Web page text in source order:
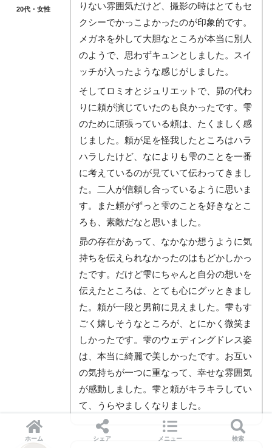
20代・女性
りない雰囲気だけど、撮影の時はとてもセ
クシーでかっこよかったのが印象的です。
メガネを外して大胆なところが本当に別人
のようで、思わずキュンとしました。スイ
ッチが入ったような感じがしました。
そしてロミオとジュリエットで、昴の代わ
りに頼が演じていたのも良かったです。雫
のために頑張っている頼は、たくましく感
じました。頼が足を怪我したところはハラ
ハラしたけど、なによりも雫のことを一番
に考えているのが見ていて伝わってきまし
た。二人が信頼し合っているように思いま
す。また頼がずっと雫のことを好きなとこ
ろも、素敵だなと思いました。
昴の存在があって、なかなか想うように気
持ちを伝えられなかったのはもどかしかっ
たです。だけど雫にちゃんと自分の想いを
伝えたところは、とても心にグッときまし
た。頼が一段と男前に見えました。雫もす
ごく嬉しそうなところが、とにかく微笑ま
しかったです。雫のウェディングドレス姿
は、本当に綺麗で美しかったです。お互い
の気持ちが一つに重なって、幸せな雰囲気
が感動しました。雫と頼がキラキラしてい
て、うらやましくなりました。
ホーム シェア メニュー 検索